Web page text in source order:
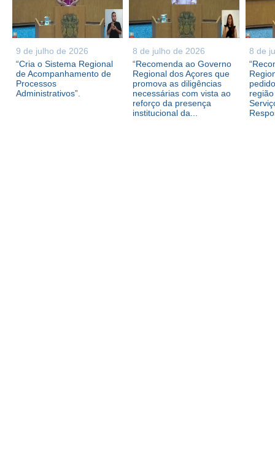
9 de julho de 2026
“Cria o Sistema Regional
de Acompanhamento de
Processos
Administrativos”.
8 de julho de 2026
“Recomenda ao Governo
Regional dos Açores que
promova as diligências
necessárias com vista ao
reforço da presença
institucional da...
8 de